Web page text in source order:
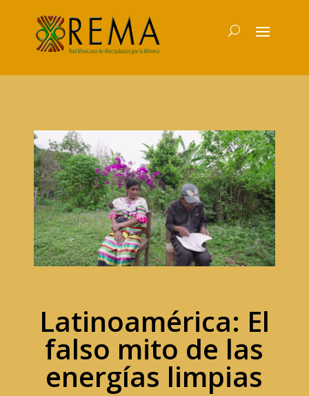
Latinoamérica: El
falso mito de las
energías limpias